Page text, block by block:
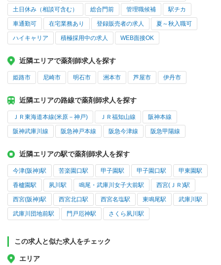
土日休み（相談可含む） 総合門前 管理職候補 駅チカ
車通勤可 在宅業務あり 登録販売者の求人 夏～秋入職可
ハイキャリア 積極採用中の求人 WEB面接OK
近隣エリアで薬剤師求人を探す
姫路市 尼崎市 明石市 洲本市 芦屋市 伊丹市
近隣エリアの路線で薬剤師求人を探す
ＪＲ東海道本線(米原－神戸) ＪＲ福知山線 阪神本線
阪神武庫川線 阪急神戸本線 阪急今津線 阪急甲陽線
近隣エリアの駅で薬剤師求人を探す
今津(阪神)駅 苦楽園口駅 甲子園駅 甲子園口駅 甲東園駅
香櫨園駅 夙川駅 鳴尾・武庫川女子大前駅 西宮(ＪＲ)駅
西宮(阪神)駅 西宮北口駅 西宮名塩駅 東鳴尾駅 武庫川駅
武庫川団地前駅 門戸厄神駅 さくら夙川駅
この求人と似た求人をチェック
エリア